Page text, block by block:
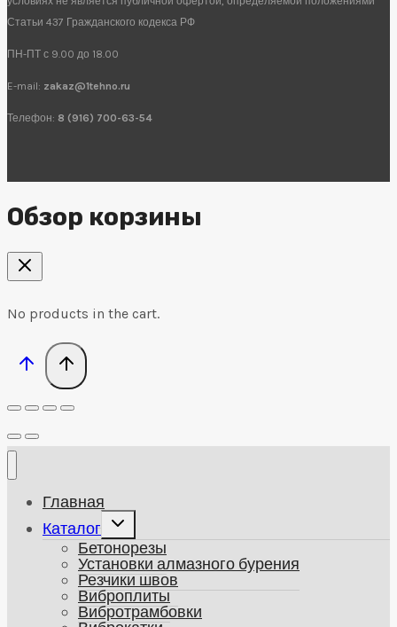
Статьи 437 Гражданского кодекса РФ
ПН-ПТ с 9.00 до 18.00
E-mail: zakaz@1tehno.ru
Телефон: 8 (916) 700-63-54
Обзор корзины
No products in the cart.
Главная
Каталог
Развернуть
дочернее
меню
Бетонорезы
Установки алмазного бурения
Резчики швов
Виброплиты
Вибротрамбовки